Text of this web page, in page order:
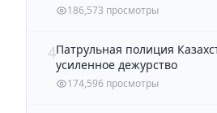
186,573 просмотры
4Патрульная полиция
усиленное дежурство
174,596 просмотры